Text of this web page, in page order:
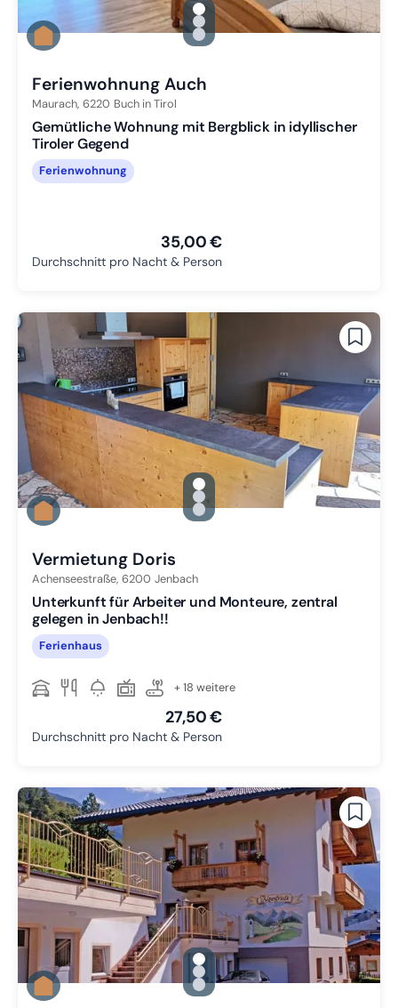
gallery.slide_selector
Zu Slide 1 wechseln
Zu Slide 2 wechseln
Zu Slide 3 wechseln
Ferienwohnung Auch
Maurach, 6220 Buch in Tirol
Gemütliche Wohnung mit Bergblick in idyllischer
Tiroler Gegend
Ferienwohnung
35,00 €
Durchschnitt pro Nacht & Person
gallery.slide_selector
Zu Slide 1 wechseln
Zu Slide 2 wechseln
Zu Slide 3 wechseln
Vermietung Doris
Achenseestraße, 6200 Jenbach
Unterkunft für Arbeiter und Monteure, zentral
gelegen in Jenbach!!
Ferienhaus
+ 18 weitere
27,50 €
Durchschnitt pro Nacht & Person
gallery.slide_selector
Zu Slide 1 wechseln
Zu Slide 2 wechseln
Zu Slide 3 wechseln